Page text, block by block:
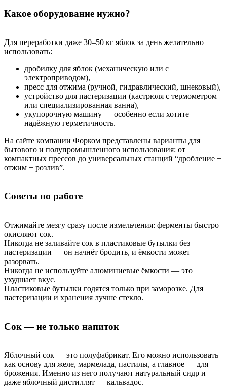
Какое оборудование нужно?
Для переработки даже 30–50 кг яблок за день желательно
использовать:
дробилку для яблок (механическую или с
электроприводом),
пресс для отжима (ручной, гидравлический, шнековый),
устройство для пастеризации (кастрюля с термометром
или специализированная ванна),
укупорочную машину — особенно если хотите
надёжную герметичность.
На сайте компании Форком представлены варианты для
бытового и полупромышленного использования: от
компактных прессов до универсальных станций “дробление +
отжим + розлив”.
Советы по работе
Отжимайте мезгу сразу после измельчения: ферменты быстро
окисляют сок.
Никогда не заливайте сок в пластиковые бутылки без
пастеризации — он начнёт бродить, и ёмкости может
разорвать.
Никогда не используйте алюминиевые ёмкости — это
ухудшает вкус.
Пластиковые бутылки годятся только при заморозке. Для
пастеризации и хранения лучше стекло.
Сок — не только напиток
Яблочный сок — это полуфабрикат. Его можно использовать
как основу для желе, мармелада, пастилы, а главное — для
брожения. Именно из него получают натуральный сидр и
даже яблочный дистиллят — кальвадос.